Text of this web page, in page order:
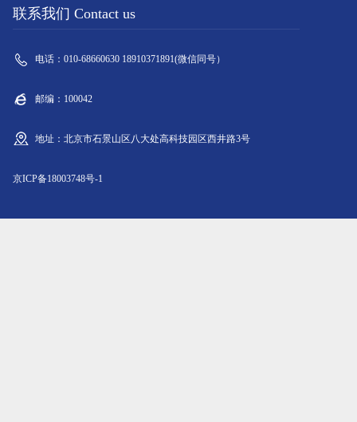
联系我们 Contact us
电话：010-68660630 18910371891(微信同号）
邮编：100042
地址：北京市石景山区八大处高科技园区西井路3号
京ICP备18003748号-1